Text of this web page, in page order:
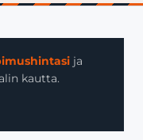
ja
kautta.